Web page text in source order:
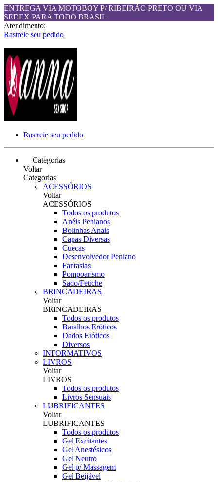
ENTREGA VIA MOTOBOY P/ RIBEIRÃO PRETO OU VIA
SEDEX PARA TODO BRASIL
Atendimento:
Rastreie seu pedido
Rastreie seu pedido
Categorias
Voltar
Categorias
ACESSÓRIOS
Voltar
ACESSÓRIOS
Todos os produtos
Anéis Penianos
Bolinhas Anais
Capas Diversas
Cuecas
Desenvolvedor Peniano
Fantasias
Pompoarismo
Sado/Fetiche
BRINCADEIRAS
Voltar
BRINCADEIRAS
Todos os produtos
Baralhos Eróticos
Dados Eróticos
Diversos
INFORMATIVOS
LIVROS
Voltar
LIVROS
Todos os produtos
Livros Sensuais
LUBRIFICANTES
Voltar
LUBRIFICANTES
Todos os produtos
Gel Excitantes
Gel Anestésicos
Gel Neutro
Gel p/ Massagem
Gel Beijável